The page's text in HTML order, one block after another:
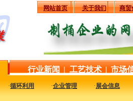
网站首页 关于我们 商贸
行业新闻 | 工艺技术 | 市场
·循环利用 ·企业管理 ·展会信息